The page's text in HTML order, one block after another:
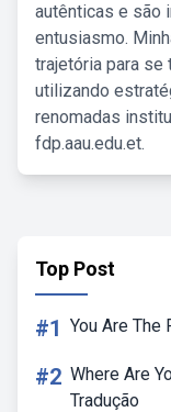
autênticas e são
entusiasmo.
trajetória para se
utilizando
renomadas
fdp.aau.edu.et.
Top Post
#1 You Are The
#2 Where Are
Tradução